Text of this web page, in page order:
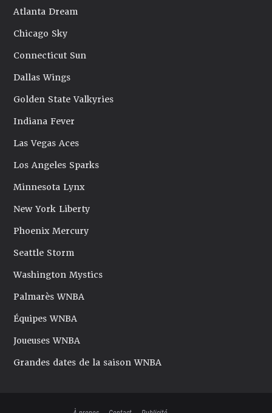
Atlanta Dream
Chicago Sky
Connecticut Sun
Dallas Wings
Golden State Valkyries
Indiana Fever
Las Vegas Aces
Los Angeles Sparks
Minnesota Lynx
New York Liberty
Phoenix Mercury
Seattle Storm
Washington Mystics
Palmarès WNBA
Équipes WNBA
Joueuses WNBA
Grandes dates de la saison WNBA